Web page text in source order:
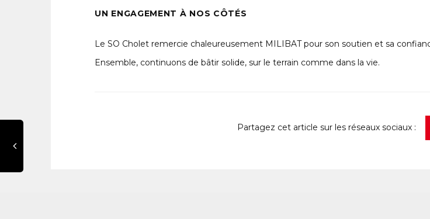
UN ENGAGEMENT À NOS CÔTÉS
Le SO Cholet remercie chaleureusement MILIBAT pour son soutien et sa
Ensemble, continuons de bâtir solide, sur le terrain comme dans la vie.